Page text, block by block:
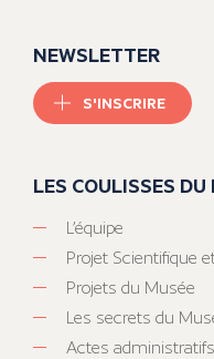
NEWSLETTER
S'INSCRIRE
LES COULISSES DU
L’équipe
Projet Scientifique
Projets du Musée
Les secrets du
Actes administratifs